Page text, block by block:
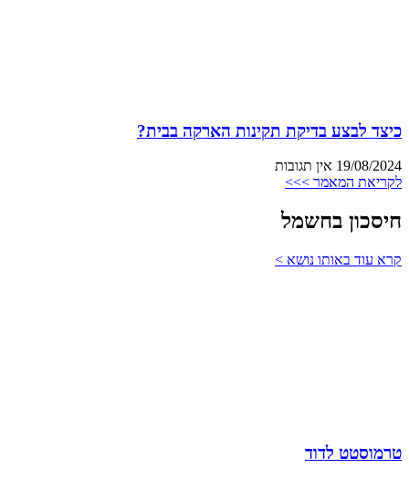
כיצד לבצע בדיקת תקינות הארקה בבית?
19/08/2024 אין תגובות
לקריאת המאמר >>>
חיסכון בחשמל
קרא עוד באותו נושא >
טרמוסטט לדוד